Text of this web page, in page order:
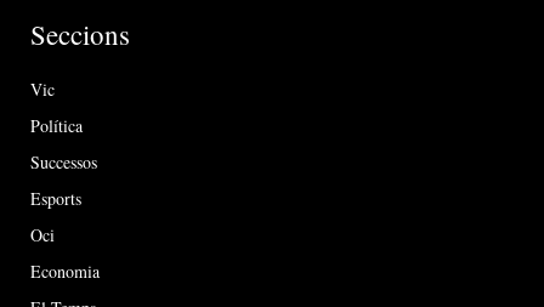
Seccions
Vic
Política
Successos
Esports
Oci
Economia